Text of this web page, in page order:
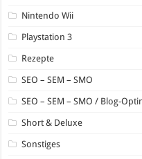
Nintendo Wii
Playstation 3
Rezepte
SEO – SEM – SMO
SEO – SEM – SMO / Blog-
Short & Deluxe
Sonstiges